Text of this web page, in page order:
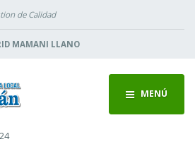
de Calidad
MAMANI LLANO
MENÚ